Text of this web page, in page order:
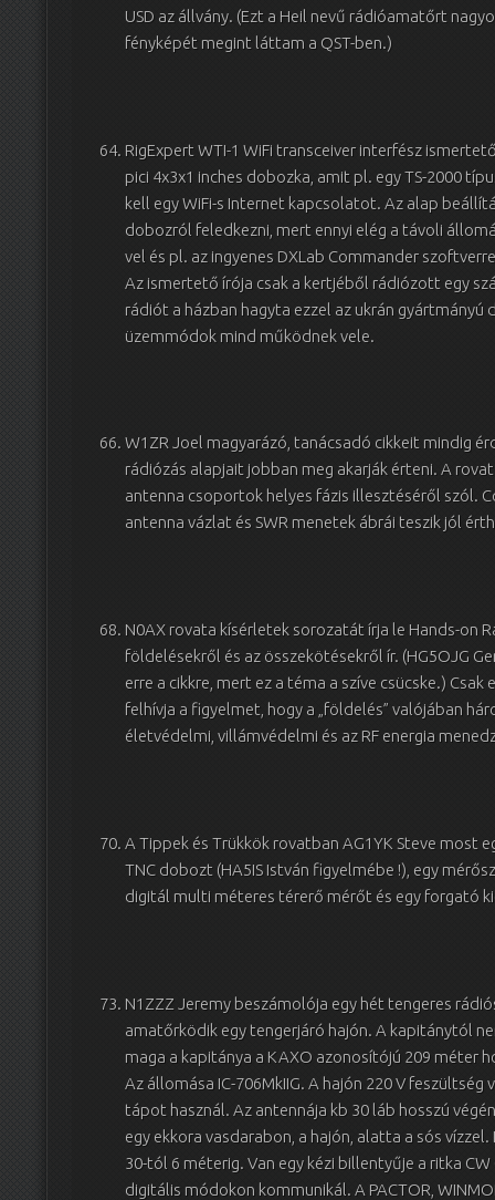
USD az állvány. (Ezt a Heil nevű rádióamatőrt
fényképét megint láttam a QST-ben.)
RigExpert WTI-1 WiFi transceiver interfész
pici 4x3x1 inches dobozka, amit pl. egy TS-2000
kell egy WiFi-s Internet kapcsolatot. Az alap
dobozról feledkezni, mert ennyi elég a távoli
vel és pl. az ingyenes DXLab Commander
Az ismertető írója csak a kertjéből rádiózott egy
rádiót a házban hagyta ezzel az ukrán gyártmányú
üzemmódok mind működnek vele.
W1ZR Joel magyarázó, tanácsadó cikkeit mindig
rádiózás alapjait jobban meg akarják érteni. A rovat
antenna csoportok helyes fázis illesztéséről szól.
antenna vázlat és SWR menetek ábrái teszik jól
N0AX rovata kísérletek sorozatát írja le Hands-on
földelésekről és az összekötésekről ír. (HG5OJG
erre a cikkre, mert ez a téma a szíve csücske.)
felhívja a figyelmet, hogy a „földelés” valójában
életvédelmi, villámvédelmi és az RF energia
A Tippek és Trükkök rovatban AG1YK Steve most
TNC dobozt (HA5IS István figyelmébe !), egy
digitál multi méteres térerő mérőt és egy forgató
N1ZZZ Jeremy beszámolója egy hét tengeres
amatőrködik egy tengerjáró hajón. A kapitánytól
maga a kapitánya a KAXO azonosítójú 209 méter
Az állomása IC-706MkIIG. A hajón 220 V feszültség
tápot használ. Az antennája kb 30 láb hosszú
egy ekkora vasdarabon, a hajón, alatta a sós
30-tól 6 méterig. Van egy kézi billentyűje a ritka
digitális módokon kommunikál. A PACTOR,